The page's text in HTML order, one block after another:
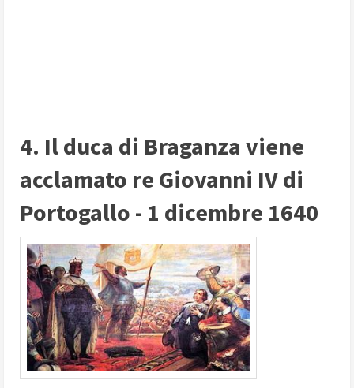
4. Il duca di Braganza viene
acclamato re Giovanni IV di
Portogallo - 1 dicembre 1640